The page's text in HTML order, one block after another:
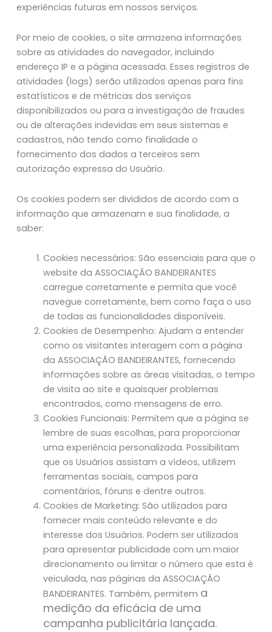
experiências futuras em nossos serviços.
Por meio de cookies, o site armazena informações
sobre as atividades do navegador, incluindo
endereço IP e a página acessada. Esses registros de
atividades (logs) serão utilizados apenas para fins
estatísticos e de métricas dos serviços
disponibilizados ou para a investigação de fraudes
ou de alterações indevidas em seus sistemas e
cadastros, não tendo como finalidade o
fornecimento dos dados a terceiros sem
autorização expressa do Usuário.
Os cookies podem ser divididos de acordo com a
informação que armazenam e sua finalidade, a
saber:
Cookies necessários: São essenciais para que o
website da ASSOCIAÇÃO BANDEIRANTES
carregue corretamente e permita que você
navegue corretamente, bem como faça o uso
de todas as funcionalidades disponíveis.
Cookies de Desempenho: Ajudam a entender
como os visitantes interagem com a página
da ASSOCIAÇÃO BANDEIRANTES, fornecendo
informações sobre as áreas visitadas, o tempo
de visita ao site e quaisquer problemas
encontrados, como mensagens de erro.
Cookies Funcionais: Permitem que a página se
lembre de suas escolhas, para proporcionar
uma experiência personalizada. Possibilitam
que os Usuários assistam a vídeos, utilizem
ferramentas sociais, campos para
comentários, fóruns e dentre outros.
Cookies de Marketing: São utilizados para
fornecer mais conteúdo relevante e do
interesse dos Usuários. Podem ser utilizados
para apresentar publicidade com um maior
direcionamento ou limitar o número que esta é
veiculada, nas páginas da ASSOCIAÇÃO
BANDEIRANTES. Também, permitem a
medição da eficácia de uma
campanha publicitária lançada.